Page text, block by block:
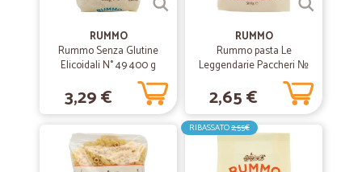
—Mario O.
Tutto perfetto
—Nicolò L.
Buonissimo Supermercato online
RUMMO
Rummo Senza Glutine
Elicoidali N° 49 400 g
3,29 €
RUMMO
Rummo pasta Le
Leggendarie Paccheri №
2,65 €
RIBASSATO2,55€